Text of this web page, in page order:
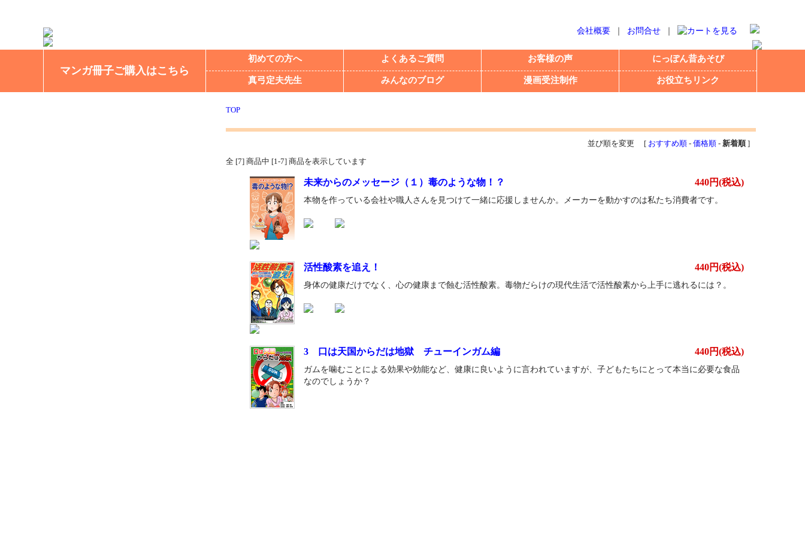
会社概要 お問合せ
マンガ冊子ご購入はこちら
初めての方へ よくあるご質問 お客様の声 にっぽん昔あそび
真弓定夫先生 みんなのブログ 漫画受注制作 お役立ちリンク
TOP
並び順を変更 [ おすすめ順 - 価格順 - 新着順]
全 [7] 商品中 [1-7] 商品を表示しています
未来からのメッセージ（１）毒のような物！？ 440円(税込)
本物を作っている会社や職人さんを見つけて一緒に応援しませんか。メーカーを動かすのは私たち消費者です。
活性酸素を追え！ 440円(税込)
身体の健康だけでなく、心の健康まで蝕む活性酸素。毒物だらけの現代生活で活性酸素から上手に逃れるには？。
3 口は天国からだは地獄 チューインガム編 440円(税込)
ガムを噛むことによる効果や効能など、健康に良いように言われていますが、子どもたちにとって本当に必要な食品
なのでしょうか？